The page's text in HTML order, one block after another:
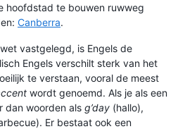
hoofdstad te bouwen ruwweg
Canberra.
vastgelegd, is Engels de
Engels verschilt sterk van het
te verstaan, vooral de meest
wordt genoemd. Als je als een
dan woorden als g’day (hallo),
Er bestaat ook een